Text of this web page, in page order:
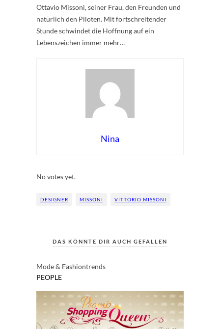
Ottavio Missoni, seiner Frau, den Freunden und
natürlich den Piloten. Mit fortschreitender
Stunde schwindet die Hoffnung auf ein
Lebenszeichen immer mehr…
Nina
No votes yet.
DESIGNER MISSONI VITTORIO MISSONI
DAS KÖNNTE DIR AUCH GEFALLEN
Mode & Fashiontrends
PEOPLE